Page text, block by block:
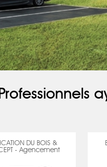
Professionnels
DU BOIS &
- Agencement